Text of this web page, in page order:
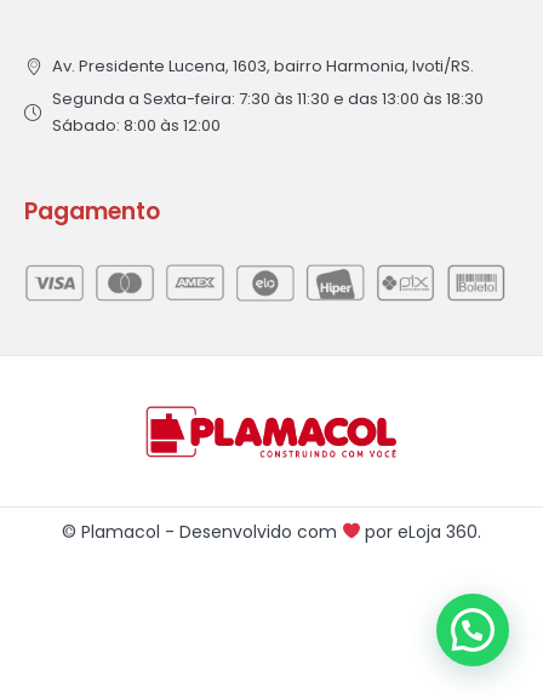
Av. Presidente Lucena, 1603, bairro Harmonia, Ivoti/RS.
Segunda a Sexta-feira: 7:30 às 11:30 e das 13:00 às 18:30
Sábado: 8:00 às 12:00
Pagamento
© Plamacol - Desenvolvido com poreLoja 360.